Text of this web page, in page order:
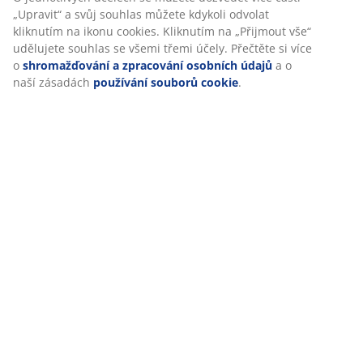
Specifikace
„Upravit“ a svůj souhlas můžete kdykoli odvolat
kliknutím na ikonu cookies. Kliknutím na „Přijmout vše“
udělujete souhlas se všemi třemi účely. Přečtěte si více
o shromažďování a zpracování osobních údajů a o
naší zásadách používání souborů cookie.